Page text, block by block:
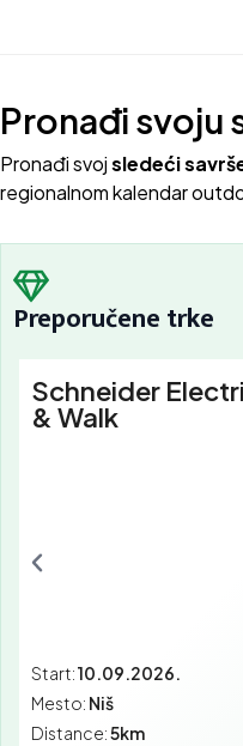
Pronađi svoju
Pronađi svojsledeći
regionalnom kalendar
Preporučene trke
Schneider
& Walk
Start:10.09.2026.
Mesto: Niš
Distance:5km